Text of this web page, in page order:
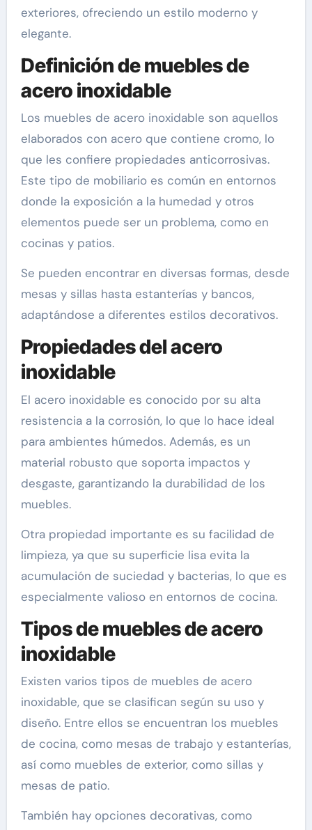
exteriores, ofreciendo un estilo moderno y
elegante.
Definición de muebles de
acero inoxidable
Los muebles de acero inoxidable son aquellos
elaborados con acero que contiene cromo, lo
que les confiere propiedades anticorrosivas.
Este tipo de mobiliario es común en entornos
donde la exposición a la humedad y otros
elementos puede ser un problema, como en
cocinas y patios.
Se pueden encontrar en diversas formas, desde
mesas y sillas hasta estanterías y bancos,
adaptándose a diferentes estilos decorativos.
Propiedades del acero
inoxidable
El acero inoxidable es conocido por su alta
resistencia a la corrosión, lo que lo hace ideal
para ambientes húmedos. Además, es un
material robusto que soporta impactos y
desgaste, garantizando la durabilidad de los
muebles.
Otra propiedad importante es su facilidad de
limpieza, ya que su superficie lisa evita la
acumulación de suciedad y bacterias, lo que es
especialmente valioso en entornos de cocina.
Tipos de muebles de acero
inoxidable
Existen varios tipos de muebles de acero
inoxidable, que se clasifican según su uso y
diseño. Entre ellos se encuentran los muebles
de cocina, como mesas de trabajo y estanterías,
así como muebles de exterior, como sillas y
mesas de patio.
También hay opciones decorativas, como